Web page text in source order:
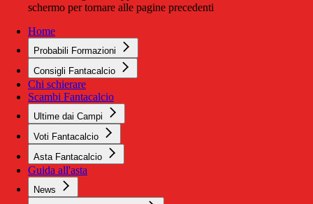
schermo per tornare alle pagine precedenti
Home
Probabili Formazioni
Consigli Fantacalcio
Chi schierare
Scambi Fantacalcio
Ultime dai Campi
Voti Fantacalcio
Asta Fantacalcio
Guida all'asta
News